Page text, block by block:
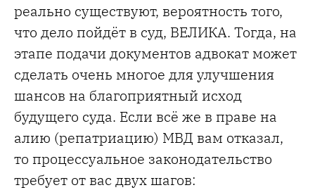
реально существуют, вероятность того,
что дело пойдёт в суд, ВЕЛИКА. Тогда, на
этапе подачи документов адвокат может
сделать очень многое для улучшения
шансов на благоприятный исход
будущего суда. Если всё же в праве на
алию (репатриацию) МВД вам отказал,
то процессуальное законодательство
требует от вас двух шагов: